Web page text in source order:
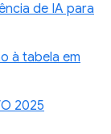
de IA para
à tabela em
2025